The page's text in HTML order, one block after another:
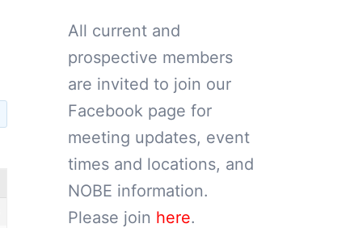
All current and
prospective members
are invited to join our
Facebook page for
meeting updates, event
times and locations, and
NOBE information.
Please join here.